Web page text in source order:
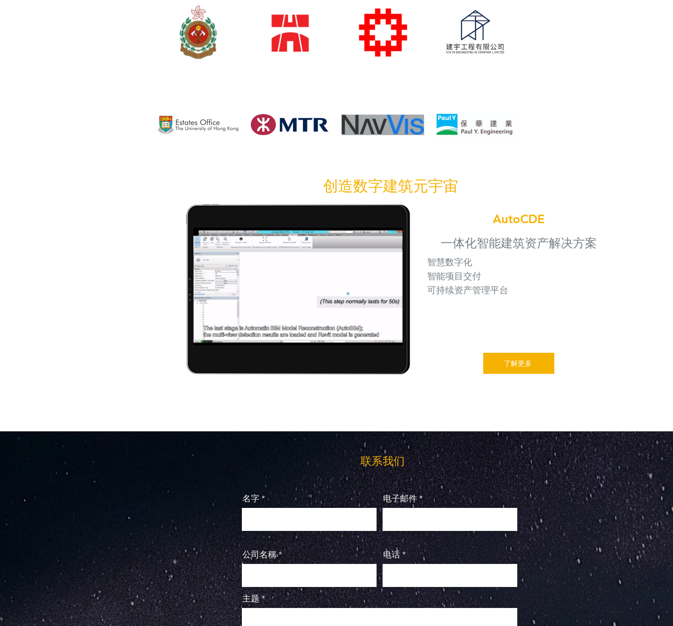
创造数字建筑元宇宙
AutoCDE
一体化智能建筑资产解决方案
智慧数字化
智能项目交付
可持续资产管理平台
了解更多
联系我们
名字 电子邮件
公司名稱 电话
主题